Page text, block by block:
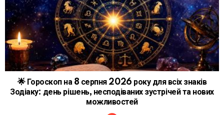
🌟 Гороскоп на 8 серпня 2026 року для всіх знаків
Зодіаку: день рішень, несподіваних зустрічей та нових
можливостей